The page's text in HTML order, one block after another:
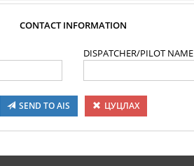
CONTACT INFORMATION
DISPATCHER/PILOT NAME
SEND TO AIS ЦУЦЛАХ